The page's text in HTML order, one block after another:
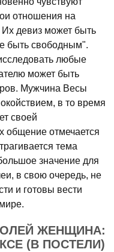
отношения на
Их девиз может быть
быть свободным".
любые
может быть
Мужчина Весы
в то время
своей
общение отмечается
тема
значение для
в свою очередь, не
и готовы вести
ЖЕНЩИНА:
(В ПОСТЕЛИ)